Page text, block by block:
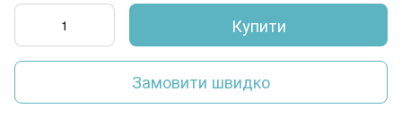
Купити
Замовити швидко